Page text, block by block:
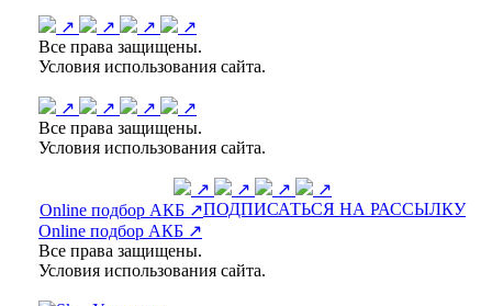
↗ ↗ ↗
↗
Все права защищены.
Условия использования сайта.
↗ ↗ ↗
↗
Все права защищены.
Условия использования сайта.
↗ ↗ ↗
↗
Online подбор АКБ ↗ПОДПИСАТЬСЯ НА РАССЫЛКУ
Online подбор АКБ ↗
Все права защищены.
Условия использования сайта.